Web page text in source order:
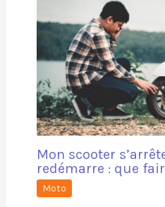
Mon scooter
redémarre : que
Moto